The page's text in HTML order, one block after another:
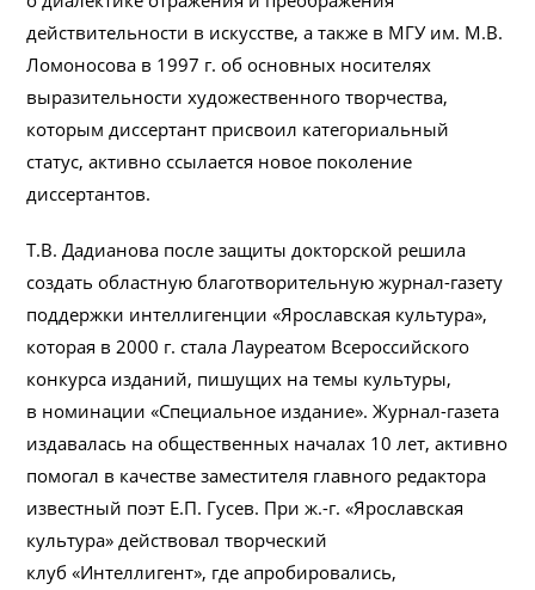
действительности в искусстве, а также в МГУ им. М.В.
Ломоносова в 1997 г. об основных носителях
выразительности художественного творчества,
которым диссертант присвоил категориальный
статус, активно ссылается новое поколение
диссертантов.
Т.В. Дадианова после защиты докторской решила
создать областную благотворительную журнал-газету
поддержки интеллигенции «Ярославская культура»,
которая в 2000 г. стала Лауреатом Всероссийского
конкурса изданий, пишущих на темы культуры,
в номинации «Специальное издание». Журнал-газета
издавалась на общественных началах 10 лет, активно
помогал в качестве заместителя главного редактора
известный поэт Е.П. Гусев. При ж.-г. «Ярославская
культура» действовал творческий
клуб «Интеллигент», где апробировались,